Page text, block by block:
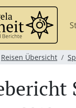
Reisen Übersicht